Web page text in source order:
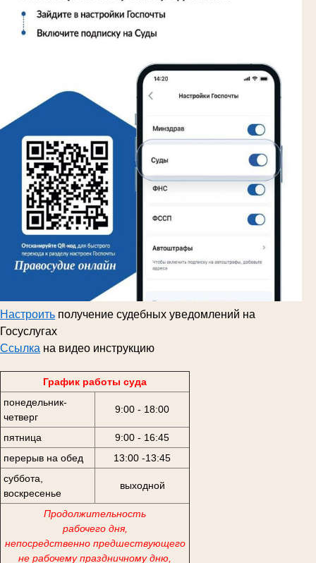
Настроить получение судебных уведомлений на
Госуслугах
Ссылка на видео инструкцию
График работы суда
понедельник-
четверг
9:00 - 18:00
пятница
9:00 - 16:45
перерыв на обед
13:00 -13:45
суббота,
воскресенье
выходной
Продолжительность
рабочего дня,
непосредственно предшествующего
не рабочему праздничному дню,